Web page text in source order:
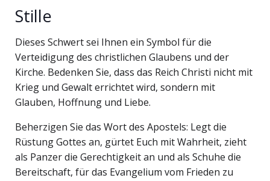
Stille
Dieses Schwert sei Ihnen ein Symbol für die
Verteidigung des christlichen Glaubens und der
Kirche. Bedenken Sie, dass das Reich Christi nicht mit
Krieg und Gewalt errichtet wird, sondern mit
Glauben, Hoffnung und Liebe.
Beherzigen Sie das Wort des Apostels: Legt die
Rüstung Gottes an, gürtet Euch mit Wahrheit, zieht
als Panzer die Gerechtigkeit an und als Schuhe die
Bereitschaft, für das Evangelium vom Frieden zu